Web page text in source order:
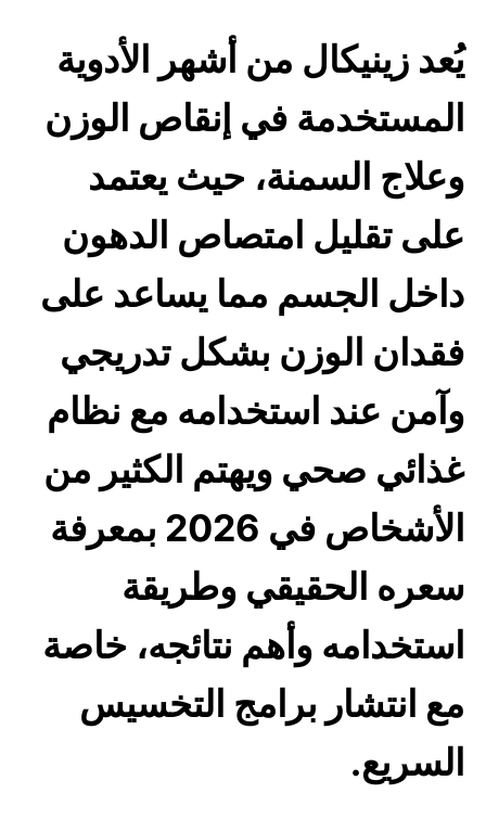
يُعد زينيكال من أشهر الأدوية
المستخدمة في إنقاص الوزن
وعلاج السمنة، حيث يعتمد
على تقليل امتصاص الدهون
داخل الجسم مما يساعد على
فقدان الوزن بشكل تدريجي
وآمن عند استخدامه مع نظام
غذائي صحي ويهتم الكثير من
الأشخاص في 2026 بمعرفة
سعره الحقيقي وطريقة
استخدامه وأهم نتائجه، خاصة
مع انتشار برامج التخسيس
السريع.